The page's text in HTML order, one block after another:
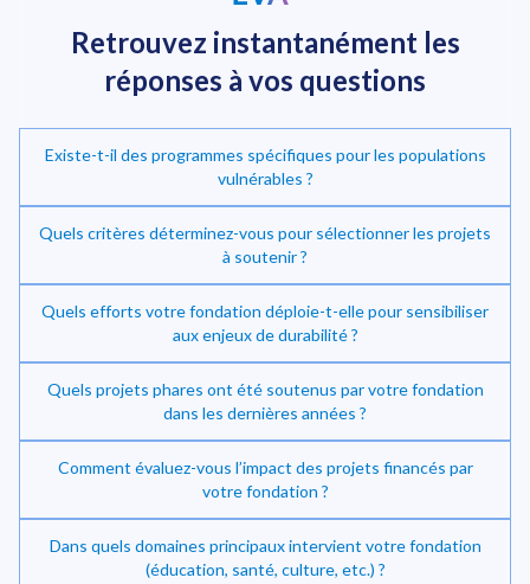
Investir dans la transition énergétique
Retrouvez instantanément les
réponses à vos questions
Existe-t-il des programmes spécifiques pour les populations
vulnérables ?
Quels critères déterminez-vous pour sélectionner les projets
à soutenir ?
Quels efforts votre fondation déploie-t-elle pour sensibiliser
aux enjeux de durabilité ?
Quels projets phares ont été soutenus par votre fondation
dans les dernières années ?
Comment évaluez-vous l’impact des projets financés par
votre fondation ?
Dans quels domaines principaux intervient votre fondation
(éducation, santé, culture, etc.) ?